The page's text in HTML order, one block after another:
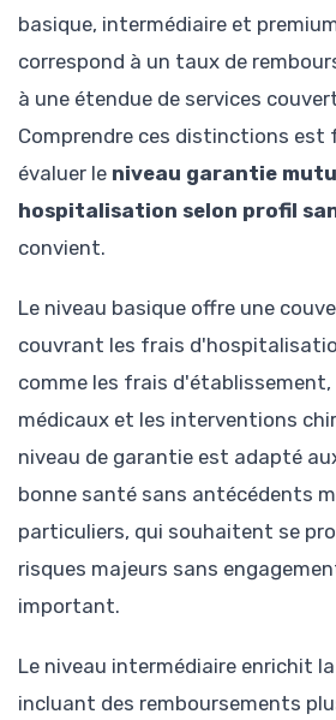
basique, intermédiaire et
correspond à un taux de
à une étendue de services
Comprendre ces distinctions est
évaluer le niveau garantie
hospitalisation selon profil
convient.
Le niveau basique offre une
couvrant les frais
comme les frais d'établissement,
médicaux et les interventions
niveau de garantie est adapté
bonne santé sans antécédents
particuliers, qui souhaitent se
risques majeurs sans
important.
Le niveau intermédiaire enrichit
incluant des remboursements